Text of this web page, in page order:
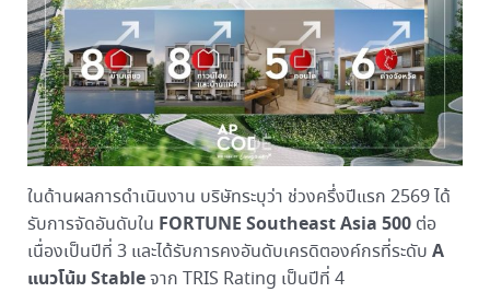
ในด้านผลการดำเนินงาน บริษัทระบุว่า ช่วงครึ่งปีแรก 2569 ได้
รับการจัดอันดับใน FORTUNE Southeast Asia 500ต่อ
เนื่องเป็นปีที่ 3 และได้รับการคงอันดับเครดิตองค์กรที่ระดับ A
แนวโน้ม Stableจาก TRIS Rating เป็นปีที่ 4